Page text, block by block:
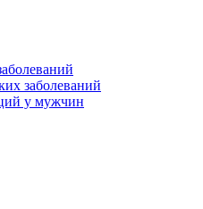
заболеваний
у мужчин